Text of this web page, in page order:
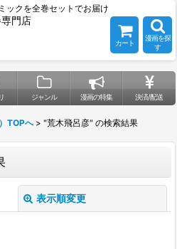
ックを全巻セットでお届け
門店
カート
漫画を探
す
ジャンル 漫画の特集 決済/配送
TOPへ > "荒木飛呂彦" の検索結果
表示順変更